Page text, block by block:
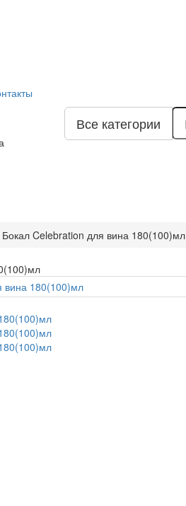
Все категории
Бокал Celebration для вина 180(100)мл